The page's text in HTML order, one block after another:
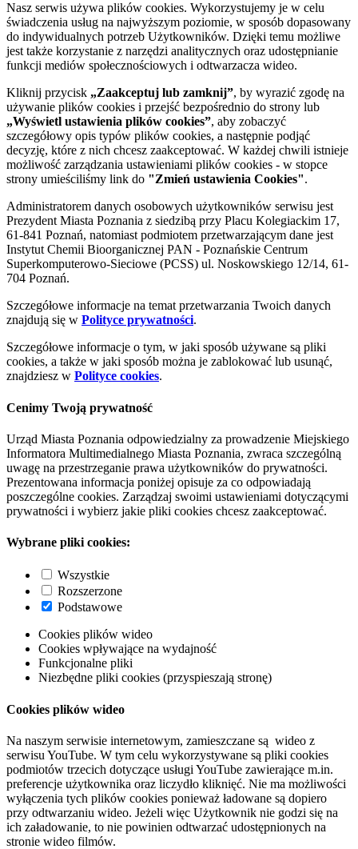
Nasz serwis używa plików cookies. Wykorzystujemy je w celu
świadczenia usług na najwyższym poziomie, w sposób dopasowany
do indywidualnych potrzeb Użytkowników. Dzięki temu możliwe
jest także korzystanie z narzędzi analitycznych oraz udostępnianie
funkcji mediów społecznościowych i odtwarzacza wideo.
Kliknij przycisk „Zaakceptuj lub zamknij”, by wyrazić zgodę na
używanie plików cookies i przejść bezpośrednio do strony lub
„Wyświetl ustawienia plików cookies”, aby zobaczyć
szczegółowy opis typów plików cookies, a następnie podjąć
decyzję, które z nich chcesz zaakceptować. W każdej chwili istnieje
możliwość zarządzania ustawieniami plików cookies - w stopce
strony umieściliśmy link do "Zmień ustawienia Cookies".
Administratorem danych osobowych użytkowników serwisu jest
Prezydent Miasta Poznania z siedzibą przy Placu Kolegiackim 17,
61-841 Poznań, natomiast podmiotem przetwarzającym dane jest
Instytut Chemii Bioorganicznej PAN - Poznańskie Centrum
Superkomputerowo-Sieciowe (PCSS) ul. Noskowskiego 12/14, 61-
704 Poznań.
Szczegółowe informacje na temat przetwarzania Twoich danych
znajdują się w Polityce prywatności.
Szczegółowe informacje o tym, w jaki sposób używane są pliki
cookies, a także w jaki sposób można je zablokować lub usunąć,
znajdziesz w Polityce cookies.
Cenimy Twoją prywatność
Urząd Miasta Poznania odpowiedzialny za prowadzenie Miejskiego
Informatora Multimedialnego Miasta Poznania, zwraca szczególną
uwagę na przestrzeganie prawa użytkowników do prywatności.
Prezentowana informacja poniżej opisuje za co odpowiadają
poszczególne cookies. Zarządzaj swoimi ustawieniami dotyczącymi
prywatności i wybierz jakie pliki cookies chcesz zaakceptować.
Wybrane pliki cookies:
Wszystkie
Rozszerzone
Podstawowe
Cookies plików wideo
Cookies wpływające na wydajność
Funkcjonalne pliki
Niezbędne pliki cookies (przyspieszają stronę)
Cookies plików wideo
Na naszym serwisie internetowym, zamieszczane są wideo z
serwisu YouTube. W tym celu wykorzystywane są pliki cookies
podmiotów trzecich dotyczące usługi YouTube zawierające m.in.
preferencje użytkownika oraz liczydło kliknięć. Nie ma możliwości
wyłączenia tych plików cookies ponieważ ładowane są dopiero
przy odtwarzaniu wideo. Jeżeli więc Użytkownik nie godzi się na
ich załadowanie, to nie powinien odtwarzać udostępnionych na
stronie wideo filmów.